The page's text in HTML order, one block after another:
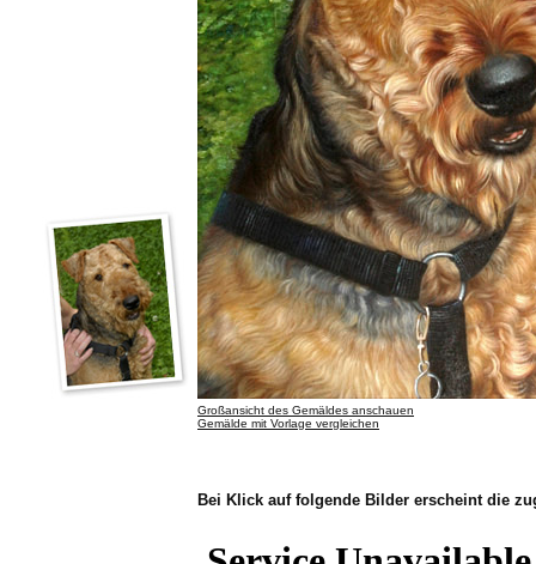
Großansicht des Gemäldes anschauen
Gemälde mit Vorlage vergleichen
Bei Klick auf folgende Bilder erscheint die